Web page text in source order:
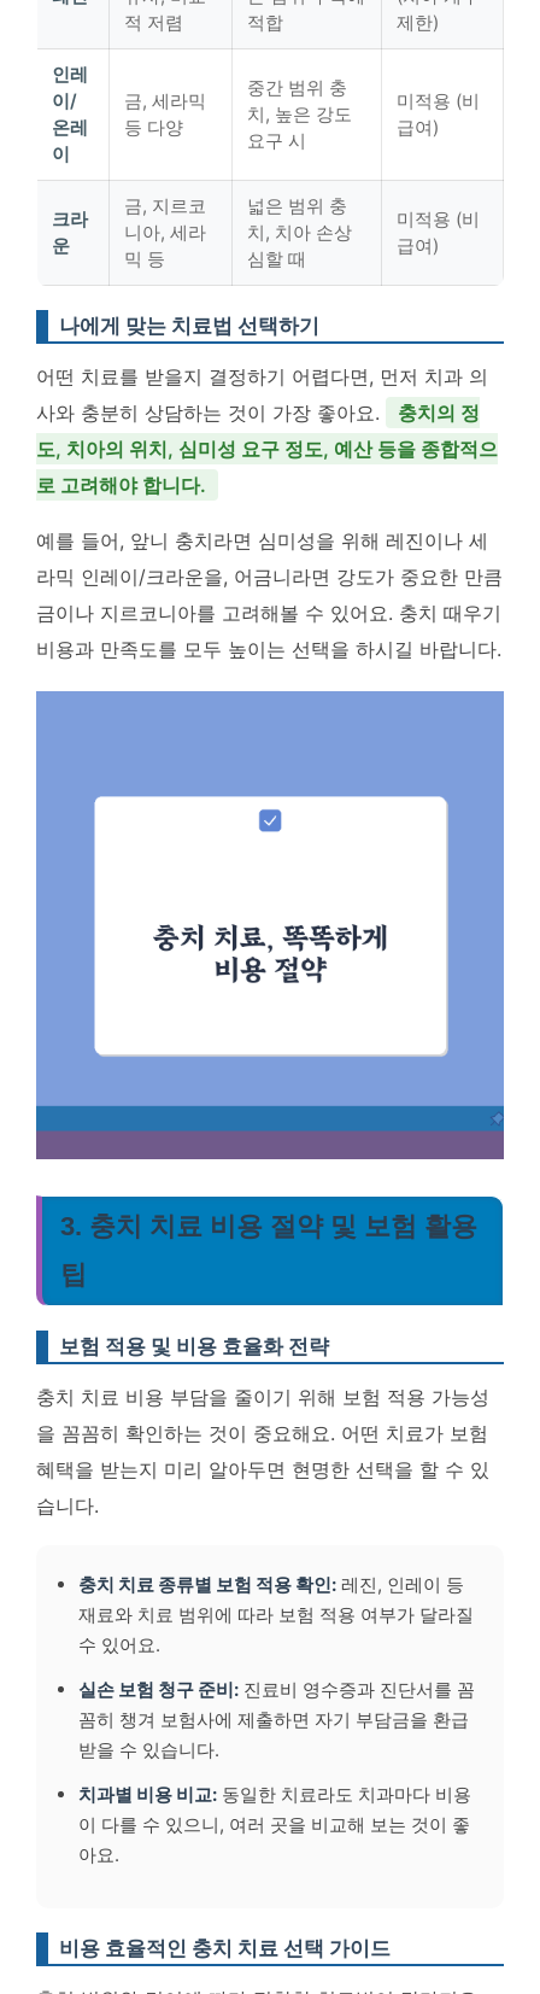
적 저렴
적합
제한)
인레
이/
온레
이
금, 세라믹
등 다양
중간 범위 충
치, 높은 강도
요구 시
미적용 (비
급여)
크라
운
금, 지르코
니아, 세라
믹 등
넓은 범위 충
치, 치아 손상
심할 때
미적용 (비
급여)
나에게 맞는 치료법 선택하기
어떤 치료를 받을지 결정하기 어렵다면, 먼저 치과 의
사와 충분히 상담하는 것이 가장 좋아요.
충치의 정
도, 치아의 위치, 심미성 요구 정도, 예산 등을 종합적으
로 고려해야 합니다.
예를 들어, 앞니 충치라면 심미성을 위해 레진이나 세
라믹 인레이/크라운을, 어금니라면 강도가 중요한 만큼
금이나 지르코니아를 고려해볼 수 있어요. 충치 때우기
비용과 만족도를 모두 높이는 선택을 하시길 바랍니다.
3. 충치 치료 비용 절약 및 보험 활용
팁
보험 적용 및 비용 효율화 전략
충치 치료 비용 부담을 줄이기 위해 보험 적용 가능성
을 꼼꼼히 확인하는 것이 중요해요. 어떤 치료가 보험
혜택을 받는지 미리 알아두면 현명한 선택을 할 수 있
습니다.
충치 치료 종류별 보험 적용 확인: 레진, 인레이 등
재료와 치료 범위에 따라 보험 적용 여부가 달라질
수 있어요.
실손 보험 청구 준비: 진료비 영수증과 진단서를 꼼
꼼히 챙겨 보험사에 제출하면 자기 부담금을 환급
받을 수 있습니다.
치과별 비용 비교: 동일한 치료라도 치과마다 비용
이 다를 수 있으니, 여러 곳을 비교해 보는 것이 좋
아요.
비용 효율적인 충치 치료 선택 가이드